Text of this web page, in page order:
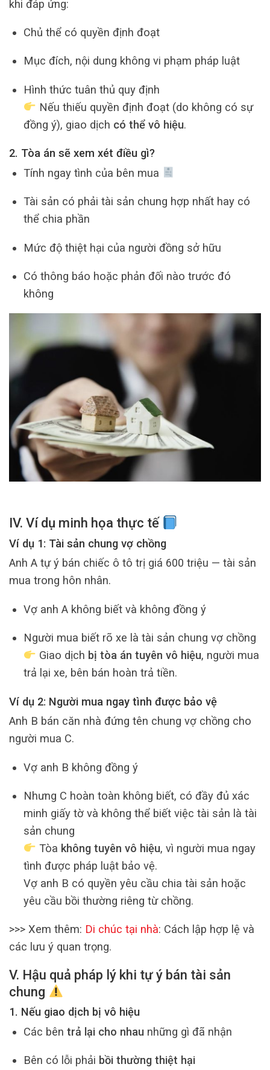
khi đáp ứng:
Chủ thể có quyền định đoạt
Mục đích, nội dung không vi phạm pháp luật
Hình thức tuân thủ quy định
Nếu thiếu quyền định đoạt (do không có sự
đồng ý), giao dịch có thể vô hiệu.
2. Tòa án sẽ xem xét điều gì?
Tính ngay tình của bên mua
Tài sản có phải tài sản chung hợp nhất hay có
thể chia phần
Mức độ thiệt hại của người đồng sở hữu
Có thông báo hoặc phản đối nào trước đó
không
IV. Ví dụ minh họa thực tế
Ví dụ 1: Tài sản chung vợ chồng
Anh A tự ý bán chiếc ô tô trị giá 600 triệu — tài sản
mua trong hôn nhân.
Vợ anh A không biết và không đồng ý
Người mua biết rõ xe là tài sản chung vợ chồng
Giao dịch bị tòa án tuyên vô hiệu, người mua
trả lại xe, bên bán hoàn trả tiền.
Ví dụ 2: Người mua ngay tình được bảo vệ
Anh B bán căn nhà đứng tên chung vợ chồng cho
người mua C.
Vợ anh B không đồng ý
Nhưng C hoàn toàn không biết, có đầy đủ xác
minh giấy tờ và không thể biết việc tài sản là tài
sản chung
Tòa không tuyên vô hiệu, vì người mua ngay
tình được pháp luật bảo vệ.
Vợ anh B có quyền yêu cầu chia tài sản hoặc
yêu cầu bồi thường riêng từ chồng.
>>> Xem thêm: Di chúc tại nhà: Cách lập hợp lệ và
các lưu ý quan trọng.
V. Hậu quả pháp lý khi tự ý bán tài sản
chung
1. Nếu giao dịch bị vô hiệu
Các bên trả lại cho nhaunhững gì đã nhận
Bên có lỗi phải bồi thường thiệt hại